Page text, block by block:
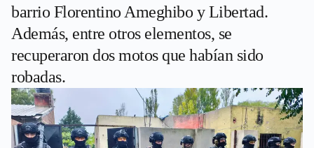
barrio Florentino Ameghibo y Libertad.
Además, entre otros elementos, se
recuperaron dos motos que habían sido
robadas.